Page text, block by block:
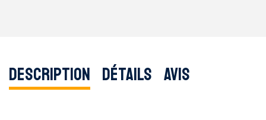
Description Détails Avis